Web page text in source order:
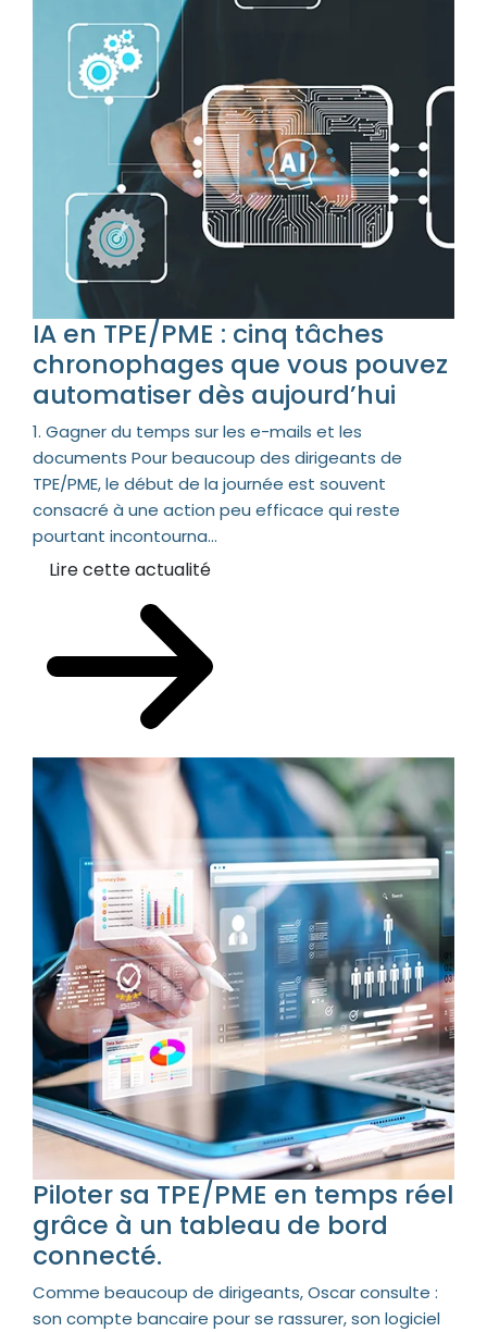
IA en TPE/PME : cinq tâches
chronophages que vous pouvez
automatiser dès aujourd’hui
1. Gagner du temps sur les e-mails et les
documents Pour beaucoup des dirigeants de
TPE/PME, le début de la journée est souvent
consacré à une action peu efficace qui reste
pourtant incontourna...
Lire cette actualité
Piloter sa TPE/PME en temps réel
grâce à un tableau de bord
connecté.
Comme beaucoup de dirigeants, Oscar consulte :
son compte bancaire pour se rassurer, son logiciel